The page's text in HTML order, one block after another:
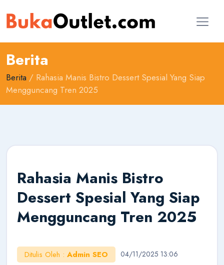
Berita
Berita / Rahasia Manis Bistro Dessert Spesial Yang Siap
Mengguncang Tren 2025
Rahasia Manis Bistro
Dessert Spesial Yang Siap
Mengguncang Tren 2025
Ditulis Oleh : Admin SEO 04/11/2025 13:06
AI Konsultan